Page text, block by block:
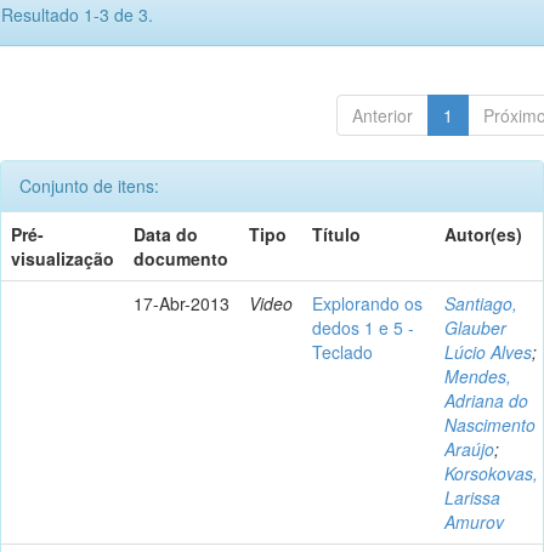
Resultado 1-3 de 3.
Anterior 1
Conjunto de itens:
Pré-
visualização
Data do
documento
Tipo Título Autor(es)
17-Abr-2013 Video
Explorando os
dedos 1 e 5 -
Teclado
Santiago,
Glauber
Lúcio Alves;
Mendes,
Adriana do
Nascimento
Araújo;
Korsokovas,
Larissa
Amurov